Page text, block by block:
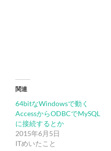
関連
64bitなWindowsで動く
AccessからODBCでMySQL
に接続するとか
2015年6月5日
ITめいたこと